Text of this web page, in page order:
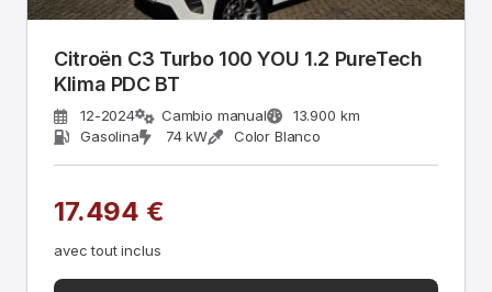
Citroën C3 Turbo 100 YOU 1.2 PureTech
Klima PDC BT
12-2024 Cambio manual
13.900 km
Gasolina
74 kW Color Blanco
17.494 €
avec tout inclus